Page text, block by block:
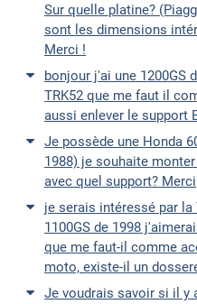
Sur quelle platine?
sont les dimensions
Merci !
bonjour j'ai une 1200GS
TRK52 que me faut il
aussi enlever le support
Je possède une Honda
1988) je souhaite
avec quel support? Merci
je serais intéressé par la
1100GS de 1998
que me faut-il comme
moto, existe-il un
Je voudrais savoir si il y